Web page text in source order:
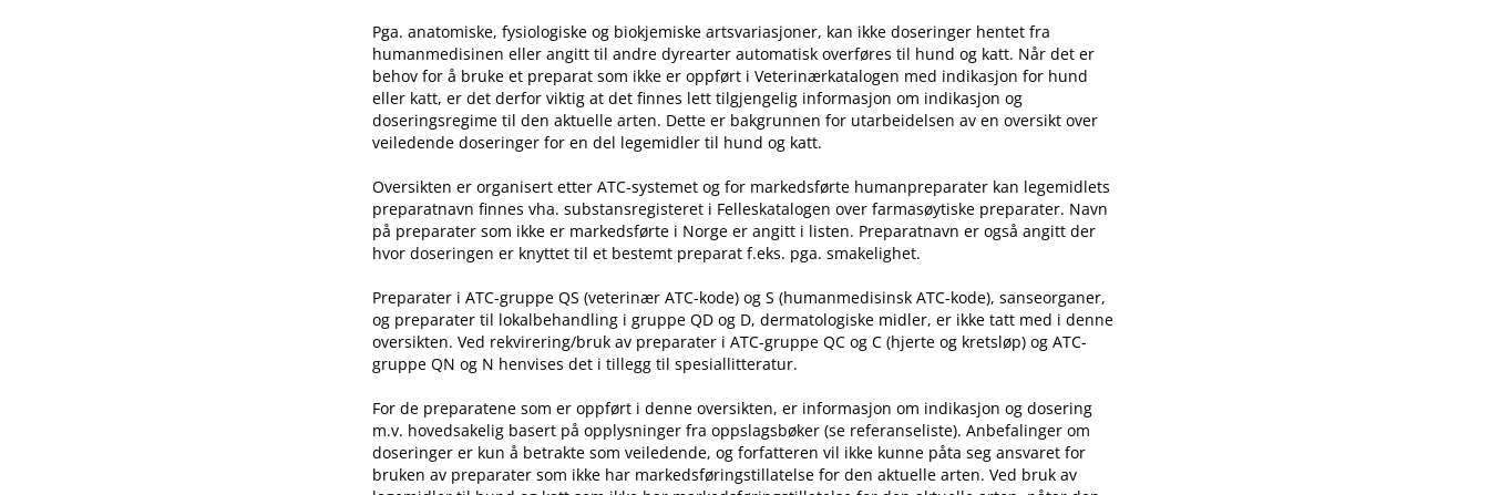
Pga. anatomiske, fysiologiske og biokjemiske artsvariasjoner, kan ikke doseringer hentet fra
humanmedisinen eller angitt til andre dyrearter automatisk overføres til hund og katt. Når det er
behov for å bruke et preparat som ikke er oppført i Veterinærkatalogen med indikasjon for hund
eller katt, er det derfor viktig at det finnes lett tilgjengelig informasjon om indikasjon og
doseringsregime til den aktuelle arten. Dette er bakgrunnen for utarbeidelsen av en oversikt over
veiledende doseringer for en del legemidler til hund og katt.
Oversikten er organisert etter ATC-systemet og for markedsførte humanpreparater kan legemidlets
preparatnavn finnes vha. substansregisteret i Felleskatalogen over farmasøytiske preparater. Navn
på preparater som ikke er markedsførte i Norge er angitt i listen. Preparatnavn er også angitt der
hvor doseringen er knyttet til et bestemt preparat f.eks. pga. smakelighet.
Preparater i ATC-gruppe QS (veterinær ATC-kode) og S (humanmedisinsk ATC-kode), sanseorganer,
og preparater til lokalbehandling i gruppe QD og D, dermatologiske midler, er ikke tatt med i denne
oversikten. Ved rekvirering​/​bruk av preparater i ATC-gruppe QC og C (hjerte og kretsløp) og ATC-
gruppe QN og N henvises det i tillegg til spesiallitteratur.
For de preparatene som er oppført i denne oversikten, er informasjon om indikasjon og dosering
m.v. hovedsakelig basert på opplysninger fra oppslagsbøker (se referanseliste). Anbefalinger om
doseringer er kun å betrakte som veiledende, og forfatteren vil ikke kunne påta seg ansvaret for
bruken av preparater som ikke har markedsføringstillatelse for den aktuelle arten. Ved bruk av